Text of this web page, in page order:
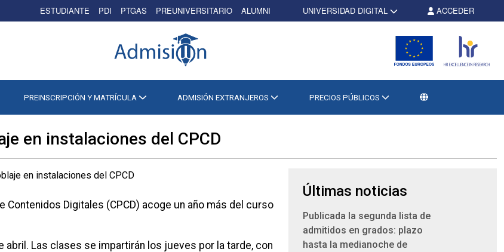
ESTUDIANTE PDI PTGAS PREUNIVERSITARIO ALUMNI UNIVERSIDAD DIGITAL ACCEDER
PREINSCRIPCIÓN Y MATRÍCULA ADMISIÓN EXTRANJEROS PRECIOS PÚBLICOS
en instalaciones del CPCD
Contenidos Digitales (CPCD) acoge un año más del curso
abril. Las clases se impartirán los jueves por la tarde, con
Últimas noticias
Publicada la segunda lista de
admitidos en grados: plazo
hasta la medianoche de